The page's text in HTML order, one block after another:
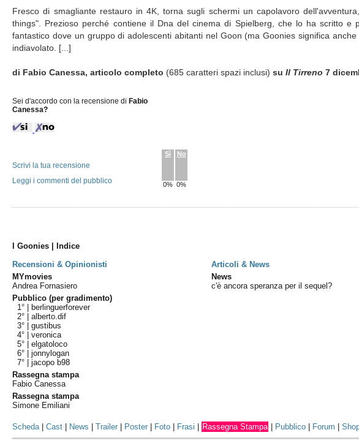
Fresco di smagliante restauro in 4K, torna sugli schermi un capolavoro
things". Prezioso perché contiene il Dna del cinema di Spielberg, che lo ha scritto
fantastico dove un gruppo di adolescenti abitanti nel Goon (ma Goonies significa
indiavolato. [...]
di Fabio Canessa, articolo completo (685 caratteri spazi inclusi)suIl Tirreno 7
Sei d'accordo con la recensione di Fabio
Canessa?
Sì
0%
No
0%
Scrivi la tua recensione
Leggi i commenti del pubblico
I Goonies | Indice
Recensioni & Opinionisti
Articoli & News
MYmovies
Andrea Fornasiero
Pubblico (per gradimento)
1° |
berlinguerforever
2° |alberto.dif
3° |gustibus
4° |veronica
5° |elgatoloco
6° |jonnylogan
7° |jacopo b98
Rassegna stampa
Fabio Canessa
Rassegna stampa
Simone Emiliani
News
c'è ancora speranza per il sequel?
Scheda|Cast News |Trailer Poster Foto Frasi Rassegna Stampa Pubblico Forum |